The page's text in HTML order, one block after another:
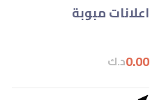
اعلانات مبوبة
0.00د.ك